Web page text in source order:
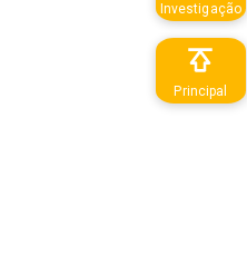
Investigação
Principal